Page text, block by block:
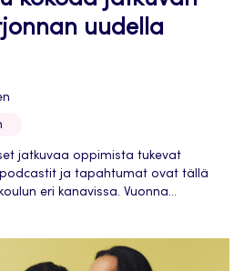
uudella
jatkuvaa oppimista tukevat
podcastit ja tapahtumat ovat tällä
eri kanavissa. Vuonna...